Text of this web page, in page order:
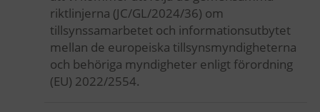
riktlinjerna (JC/GL/2024/36) om
tillsynssamarbetet och informationsutbytet
mellan de europeiska tillsynsmyndigheterna
och behöriga myndigheter enligt förordning
(EU) 2022/2554.